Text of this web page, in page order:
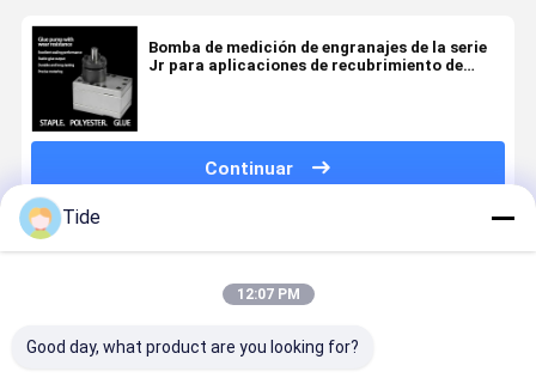
Bomba de medición de engranajes de la serie
Jr para aplicaciones de recubrimiento de
Continuar
Productos Recomendados
Tide
12:07 PM
Good day, what product are you looking for?